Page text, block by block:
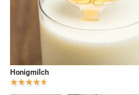
Honigmilch